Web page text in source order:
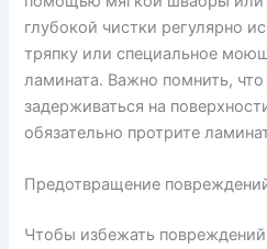
глубокой чистки регулярно
тряпку или специальное
ламината. Важно помнить,
задерживаться на
обязательно протрите
Предотвращение
Чтобы избежать